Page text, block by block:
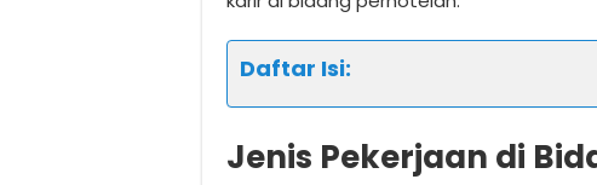
Daftar Isi:
Jenis Pekerjaan di